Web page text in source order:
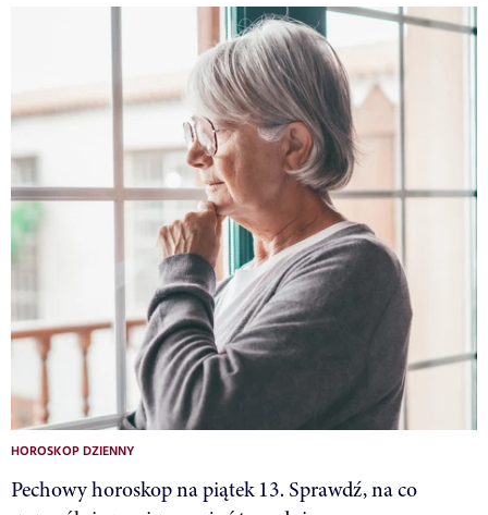
HOROSKOP DZIENNY
Pechowy horoskop na piątek 13. Sprawdź, na co